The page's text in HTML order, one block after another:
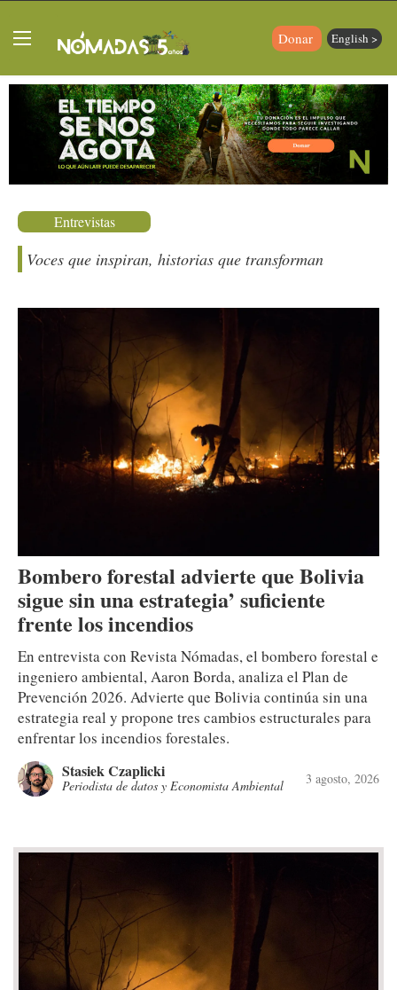
Donar English >
Entrevistas
Voces que inspiran, historias que transforman
Bombero forestal advierte que Bolivia
sigue sin una estrategia’ suficiente
frente los incendios
En entrevista con Revista Nómadas, el bombero forestal e
ingeniero ambiental, Aaron Borda, analiza el Plan de
Prevención 2026. Advierte que Bolivia continúa sin una
estrategia real y propone tres cambios estructurales para
enfrentar los incendios forestales.
Stasiek Czaplicki
Periodista de datos y Economista Ambiental 3 agosto, 2026